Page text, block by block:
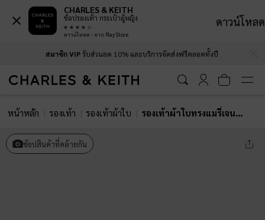
สมาชิก VIPรับส่วนลด 10% และบริการจัดส่งฟรีตลอดทั้งปี
หน้าหลัก รองเท้า รองเท้าผ้าใบ รองเท้าผ้าใบทรงแมรี่เจนดีไซน์ขอบตัดสีรุ่น Louise
ช้อปสินค้าที่คล้ายกัน
CHARLES & KEITH
ช้อปรองเท้า กระเป๋าผู้หญิง
ดาวน์โหลด - จาก Play Store
ดาวน์โหลด